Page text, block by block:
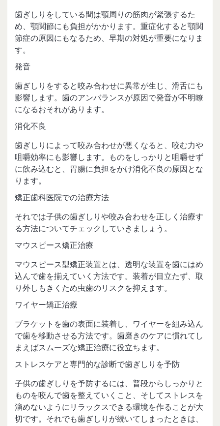
歯ぎしりをしている間は顎周りの筋肉が緊張するた
め、顎関節にも負担がかかります。重症化すると顎関
節症の原因にもなるため、早期の対処が重要になりま
す。
発音
歯ぎしりをすると咬み合わせに異常が生じ、滑舌にも
影響します。歯のアンバランスが原因で発音が不明瞭
になるおそれがあります。
消化不良
歯ぎしりによって咬み合わせが悪くなると、咬む力や
咀嚼効率にも影響します。ものをしっかりと咀嚼せず
に飲み込むと、胃腸に負担をかけ消化不良の原因とな
ります。
矯正歯科医院での治療方法
それでは子供の歯ぎしりや咬み合わせを正しく治療す
る方法についてチェックしていきましょう。
マウスピース矯正治療
マウスピース型矯正装置とは、透明な装置を歯にはめ
込んで歯を揃えていく方法です。装着が目立たず、取
り外しもきくため虫歯のリスクを抑えます。
ワイヤー矯正治療
ブラケットを歯の表面に装着し、ワイヤーを組み込ん
で歯を移動させる方法です。歯磨きのケアに慣れてし
まえばスムーズな矯正治療に役立ちます。
ストレスケアと専門的な診断で歯ぎしりを予防
子供の歯ぎしりを予防するには、普段からしっかりと
ものを咬んで歯を整えていくこと、そしてストレスを
溜めないようにリラックスできる環境を作ることが大
切です。それでも歯ぎしりが続いてしまったときは、